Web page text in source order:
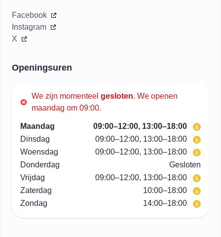
Facebook
Instagram
X
Openingsuren
We zijn momenteel gesloten. We openen
maandag om 09:00.
Maandag
09:00–12:00, 13:00–18:00
Dinsdag
09:00–12:00, 13:00–18:00
Woensdag
09:00–12:00, 13:00–18:00
Donderdag
Gesloten
Vrijdag
09:00–12:00, 13:00–18:00
Zaterdag
10:00–18:00
Zondag
14:00–18:00